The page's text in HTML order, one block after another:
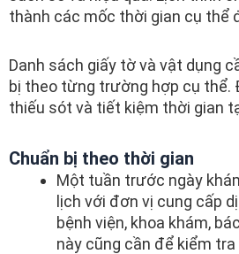
thành các mốc thời gian cụ thể
Danh sách giấy tờ và vật dụng
bị theo từng trường hợp cụ thể.
thiếu sót và tiết kiệm thời gian
Chuẩn bị theo thời gian
Một tuần trước ngày
lịch với đơn vị cung cấp
bệnh viện, khoa khám,
này cũng cần để kiểm